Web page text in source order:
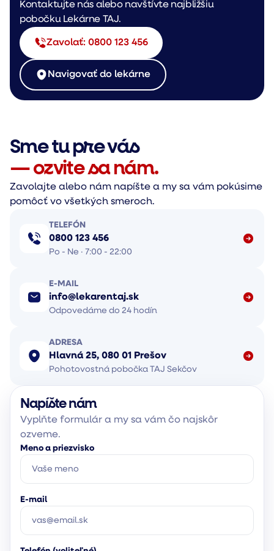
Kontaktujte nás alebo navštívte najbližšiu
pobočku Lekárne TAJ.
Zavolať: 0800 123 456
Navigovať do lekárne
Sme tu pre vás
— ozvite sa nám.
Zavolajte alebo nám napíšte a my sa vám pokúsime
pomôcť vo všetkých smeroch.
TELEFÓN
0800 123 456
Po - Ne · 7:00 - 22:00
E-MAIL
info@lekarentaj.sk
Odpovedáme do 24 hodín
ADRESA
Hlavná 25, 080 01 Prešov
Pohotovostná pobočka TAJ Sekčov
Napíšte nám
Vyplňte formulár a my sa vám čo najskôr
ozveme.
Meno a priezvisko
E-mail